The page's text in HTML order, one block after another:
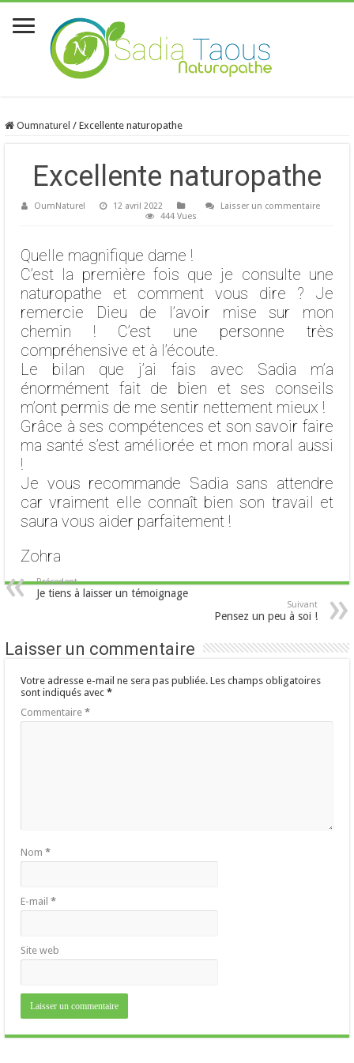
Oumnaturel / Excellente naturopathe
Excellente naturopathe
OumNaturel 12 avril 2022
Laisser un commentaire
444 Vues
Quelle magnifique dame !
C’est la première fois que je consulte une
naturopathe et comment vous dire ? Je
remercie Dieu de l’avoir mise sur mon
chemin ! C’est une personne très
compréhensive et à l’écoute.
Le bilan que j’ai fais avec Sadia m’a
énormément fait de bien et ses conseils
m’ont permis de me sentir nettement mieux !
Grâce à ses compétences et son savoir faire
ma santé s’est améliorée et mon moral aussi
!
Je vous recommande Sadia sans attendre
car vraiment elle connaît bien son travail et
saura vous aider parfaitement !
Zohra
Précedent
Je tiens à laisser un témoignage
Suivant
Pensez un peu à soi !
Laisser un commentaire
Votre adresse e-mail ne sera pas publiée. Les champs obligatoires
sont indiqués avec*
Commentaire*
Nom*
E-mail*
Site web